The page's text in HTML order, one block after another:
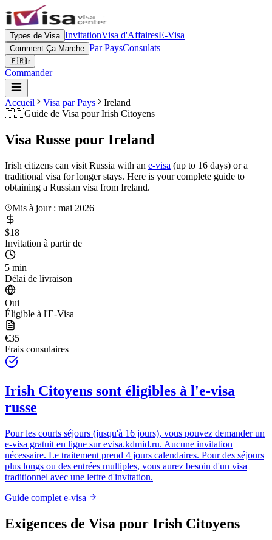
Types de Visa InvitationVisa d'AffairesE-Visa
Comment Ça Marche Par PaysConsulats
🇫🇷fr
Commander
Accueil Visa par Pays
Ireland
🇮🇪Guide de Visa pour Irish Citoyens
Visa Russe pour Ireland
Irish citizens can visit Russia with an e-visa (up to 16 days) or a
traditional visa for longer stays. Here is your complete guide to
obtaining a Russian visa from Ireland.
Mis à jour : mai 2026
$18
Invitation à partir de
5 min
Délai de livraison
Oui
Éligible à l'E-Visa
€35
Frais consulaires
Irish Citoyens sont éligibles à l'e-visa
russe
Pour les courts séjours (jusqu'à 16 jours), vous pouvez demander un
e-visa gratuit en ligne sur evisa.kdmid.ru. Aucune invitation
nécessaire. Le traitement prend 4 jours calendaires. Pour des séjours
plus longs ou des entrées multiples, vous aurez besoin d'un visa
traditionnel avec une lettre d'invitation.
Guide complet e-visa
Exigences de Visa pour Irish Citoyens